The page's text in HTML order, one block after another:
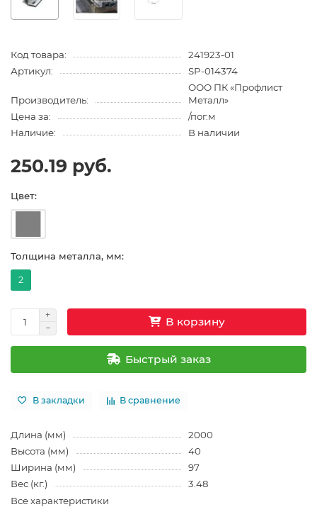
Код товара:
241923-01
Артикул:
SP-014374
Производитель:
ООО ПК «Профлист
Металл»
Цена за:
/пог.м
Наличие:
В наличии
250.19 руб.
Цвет:
Толщина металла, мм:
2
В корзину
Быстрый заказ
В закладки В сравнение
Длина (мм)
2000
Высота (мм)
40
Ширина (мм)
97
Вес (кг.)
3.48
Все характеристики